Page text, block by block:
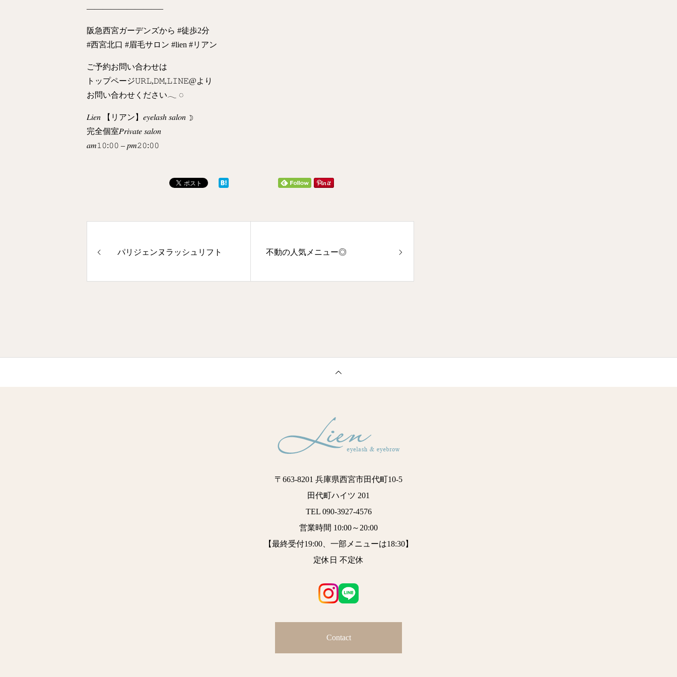
—————————–
阪急西宮ガーデンズから #徒歩2分
#西宮北口 #眉毛サロン #lien #リアン
ご予約お問い合わせは
トップページ𝚄𝚁𝙻,𝙳𝙼,𝙻𝙸𝙽𝙴@より
お問い合わせください𓂃 ◌‬
𝐿𝑖𝑒𝑛 【リアン】𝑒𝑦𝑒𝑙𝑎𝑠ℎ 𝑠𝑎𝑙𝑜𝑛 ☽
完全個室𝑃𝑟𝑖𝑣𝑎𝑡𝑒 𝑠𝑎𝑙𝑜𝑛
𝑎𝑚𝟷𝟶:𝟶𝟶 – 𝑝𝑚𝟸𝟶:𝟶𝟶
パリジェンヌラッシュリフト 不動の人気メニュー◎
〒663-8201 兵庫県西宮市田代町10-5
田代町ハイツ 201
TEL 090-3927-4576
営業時間 10:00～20:00
【最終受付19:00、一部メニューは18:30】
定休日 不定休
Contact